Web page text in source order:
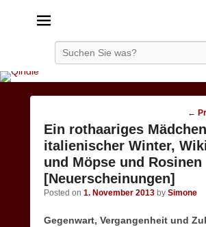
←
Ein rothaariges
italienischer Winter,
und Möpse und Rosinen
[Neuerscheinungen]
Posted on 1. November 2013 by Simone
Gegenwart, Vergangenheit und